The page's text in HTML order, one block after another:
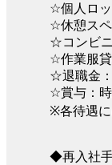
☆個人ロッ
☆休憩スペ
☆コンビ
☆作業服
☆退職金
☆賞与：
※各待遇に
◆再入社